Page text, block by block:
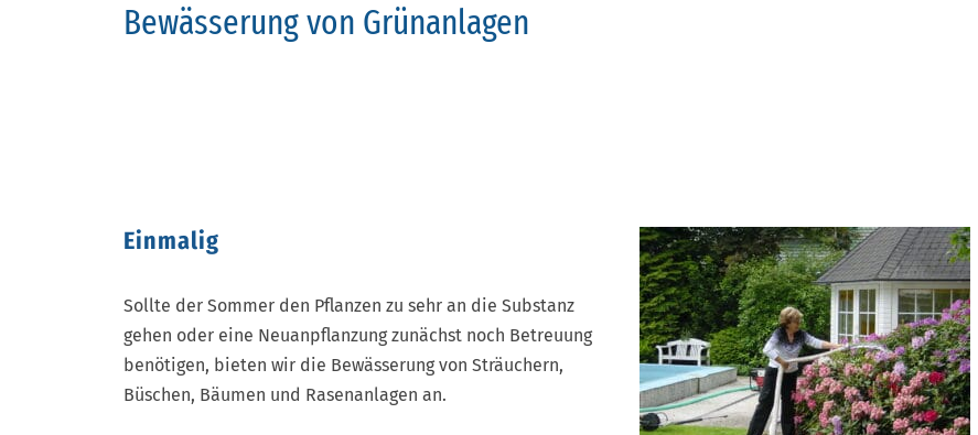
Bewässerung von Grünanlagen
Einmalig
Sollte der Sommer den Pflanzen zu sehr an die Substanz
gehen oder eine Neuanpflanzung zunächst noch Betreuung
benötigen, bieten wir die Bewässerung von Sträuchern,
Büschen, Bäumen und Rasenanlagen an.